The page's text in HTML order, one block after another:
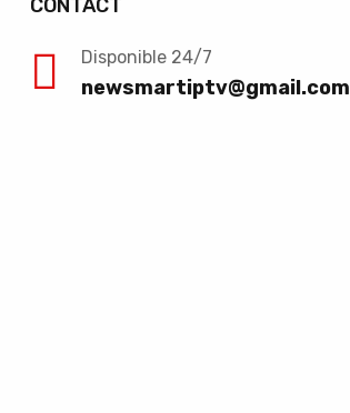
CONTACT
Disponible 24/7
newsmartiptv@gmail.com